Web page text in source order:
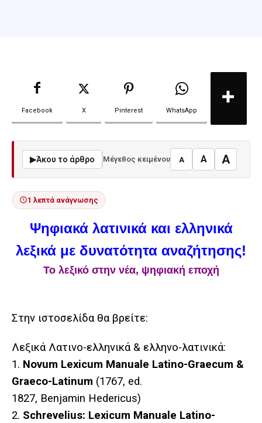
Facebook X Pinterest WhatsApp
▶Άκου το άρθρο Μέγεθος κειμένου A A A
1 λεπτά ανάγνωσης
Ψηφιακά λατινικά και ελληνικά
λεξικά με δυνατότητα αναζήτησης!
Το λεξικό στην νέα, ψηφιακή εποχή
Στην ιστοσελίδα θα βρείτε:
Λεξικά Λατινο-ελληνικά & ελληνο-λατινικά:
1. Novum Lexicum Manuale Latino-Graecum &
Graeco-Latinum (1767, ed.
1827, Benjamin Hedericus)
2. Schrevelius: Lexicum Manuale Latino-